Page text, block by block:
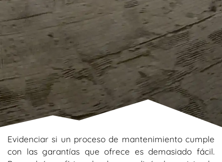
Evidenciar si un proceso de mantenimiento cumple
con las garantías que ofrece es demasiado fácil.